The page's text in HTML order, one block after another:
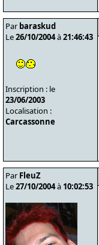
Par baraskud
Le26/10/2004à21:46:43
Inscription : le
23/06/2003
Localisation :
Carcassonne
Par FleuZ
Le27/10/2004à 10:02:53